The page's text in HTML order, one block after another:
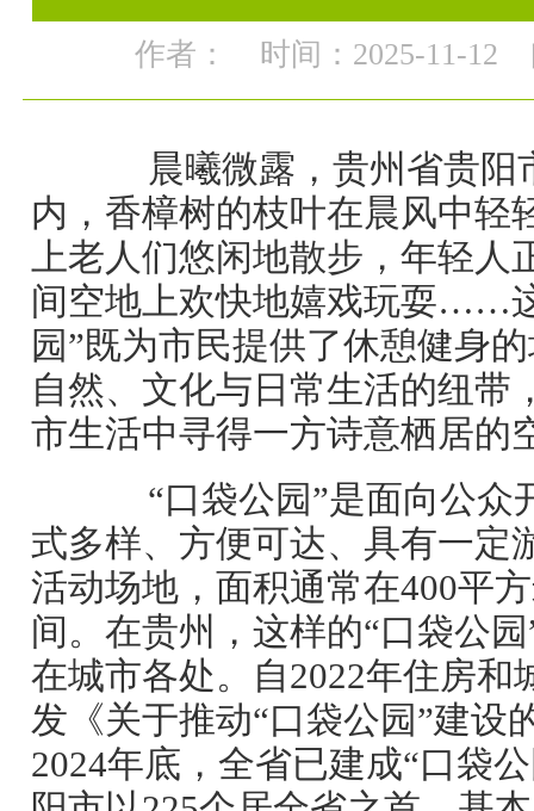
作者： 时间：2025-11-12
晨曦微露，贵州省贵阳
内，香樟树的枝叶在晨风中轻
上老人们悠闲地散步，年轻人
间空地上欢快地嬉戏玩耍……
园”既为市民提供了休憩健身
自然、文化与日常生活的纽带
市生活中寻得一方诗意栖居的
“口袋公园”是面向公众
式多样、方便可达、具有一定
活动场地，面积通常在400平
间。在贵州，这样的“口袋公
在城市各处。自2022年住房和
发《关于推动“口袋公园”建设
2024年底，全省已建成“口袋